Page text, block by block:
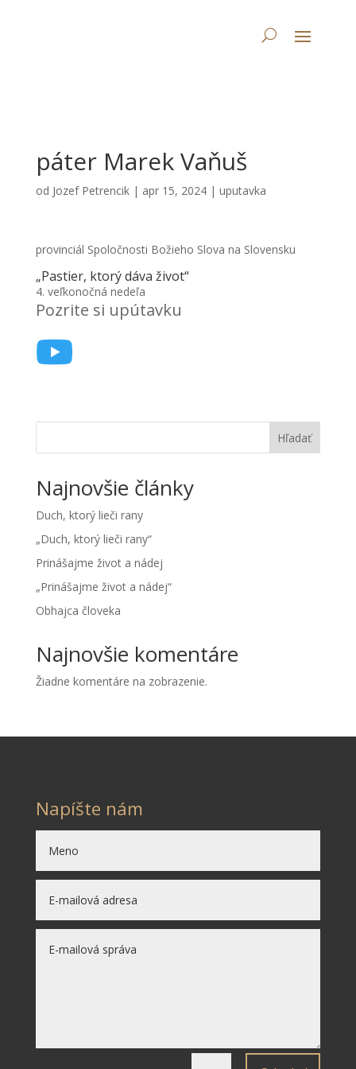
páter Marek Vaňuš
od Jozef Petrencik| apr 15, 2024| uputavka
provinciál Spoločnosti Božieho Slova na Slovensku
„Pastier, ktorý dáva život“
4. veľkonočná nedeľa
Pozrite si upútavku
Hľadať
Najnovšie články
Duch, ktorý lieči rany
„Duch, ktorý lieči rany“
Prinášajme život a nádej
„Prinášajme život a nádej“
Obhajca človeka
Najnovšie komentáre
Žiadne komentáre na zobrazenie.
Napíšte nám